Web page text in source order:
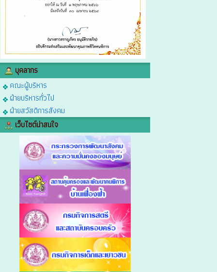
บุคลากร
คณะผู้บริหาร
ฝ่ายบริหารทั่วไป
ฝ่ายสวัสดิการสังคม
เว็บไซต์น่าสนใจ